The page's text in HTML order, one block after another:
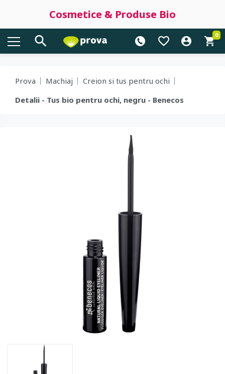
Cosmetice & Produse Bio
0
Prova Machiaj
Creion si tus pentru ochi
Detalii - Tus bio pentru ochi, negru - Benecos